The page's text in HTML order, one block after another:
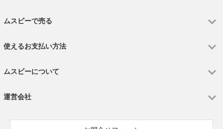
ムスビーで売る
使えるお支払い方法
ムスビーについて
運営会社